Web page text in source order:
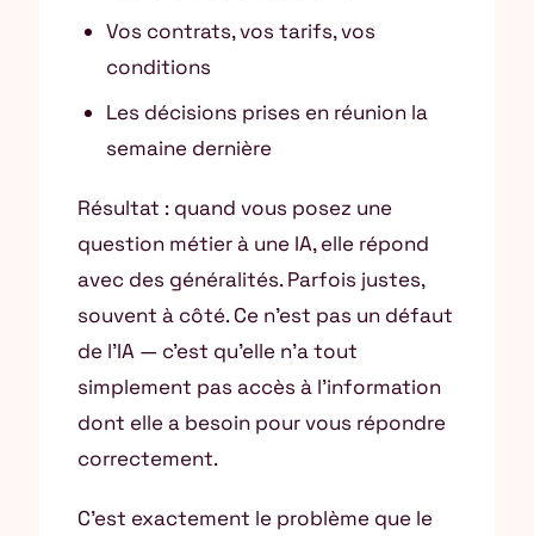
Vos contrats, vos tarifs, vos
conditions
Les décisions prises en réunion la
semaine dernière
Résultat : quand vous posez une
question métier à une IA, elle répond
avec des généralités. Parfois justes,
souvent à côté. Ce n’est pas un défaut
de l’IA — c’est qu’elle n’a tout
simplement pas accès à l’information
dont elle a besoin pour vous répondre
correctement.
C’est exactement le problème que le